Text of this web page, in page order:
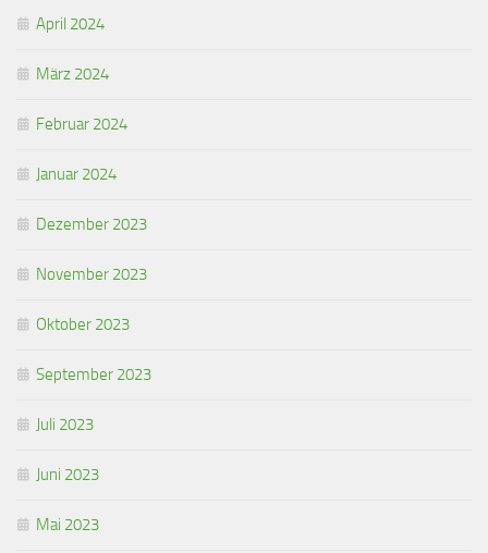
April 2024
März 2024
Februar 2024
Januar 2024
Dezember 2023
November 2023
Oktober 2023
September 2023
Juli 2023
Juni 2023
Mai 2023